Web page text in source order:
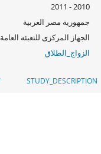
2010 - 2011
جمهورية مصر العربية
الجهاز المركزى للتعبئه
الزواج_الطلاق
STUDY_DESCRIPTION